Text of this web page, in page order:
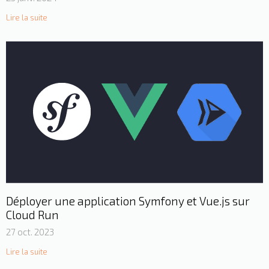
Lire la suite
Déployer une application Symfony et Vue.js sur
Cloud Run
27 oct. 2023
Lire la suite